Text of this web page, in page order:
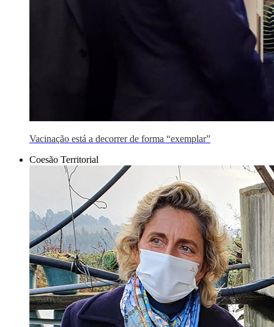
Vacinação está a decorrer de forma “exemplar”
Coesão Territorial